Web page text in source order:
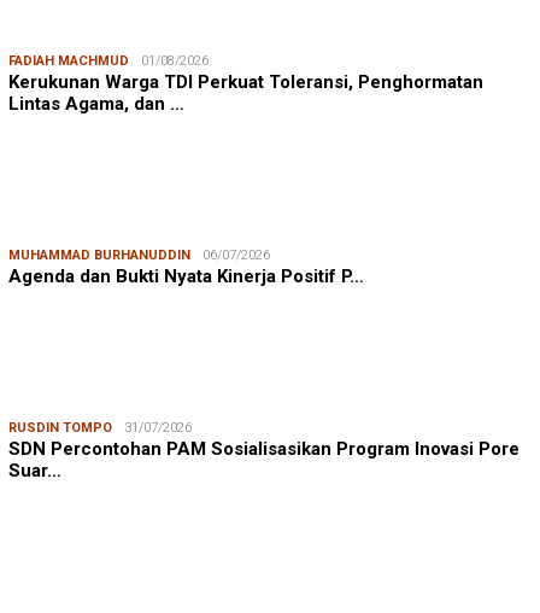
FADIAH MACHMUD 01/08/2026
Kerukunan Warga TDI Perkuat Toleransi, Penghormatan
Lintas Agama, dan …
MUHAMMAD BURHANUDDIN 06/07/2026
Agenda dan Bukti Nyata Kinerja Positif P…
RUSDIN TOMPO 31/07/2026
SDN Percontohan PAM Sosialisasikan Program Inovasi Pore
Suar…